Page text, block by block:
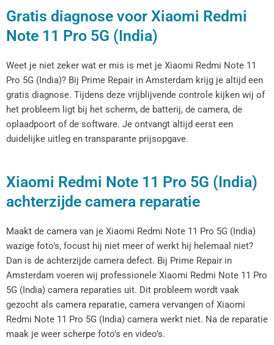
Gratis diagnose voor Xiaomi Redmi
Note 11 Pro 5G (India)
Weet je niet zeker wat er mis is met je Xiaomi Redmi Note 11
Pro 5G (India)? Bij Prime Repair in Amsterdam krijg je altijd een
gratis diagnose. Tijdens deze vrijblijvende controle kijken wij of
het probleem ligt bij het scherm, de batterij, de camera, de
oplaadpoort of de software. Je ontvangt altijd eerst een
duidelijke uitleg en transparante prijsopgave.
Xiaomi Redmi Note 11 Pro 5G (India)
achterzijde camera reparatie
Maakt de camera van je Xiaomi Redmi Note 11 Pro 5G (India)
wazige foto’s, focust hij niet meer of werkt hij helemaal niet?
Dan is de achterzijde camera defect. Bij Prime Repair in
Amsterdam voeren wij professionele Xiaomi Redmi Note 11 Pro
5G (India) camera reparaties uit. Dit probleem wordt vaak
gezocht als camera reparatie, camera vervangen of Xiaomi
Redmi Note 11 Pro 5G (India) camera werkt niet. Na de reparatie
maak je weer scherpe foto’s en video’s.